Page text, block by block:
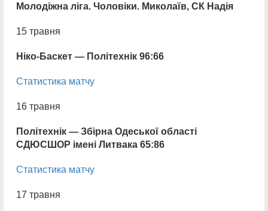
Молодіжна ліга. Чоловіки. Миколаїв, СК Надія
15 травня
Ніко-Баскет — Політехнік 96:66
Статистика матчу
16 травня
Політехнік — Збірна Одеської області
СДЮСШОР імені Литвака 65:86
Статистика матчу
17 травня